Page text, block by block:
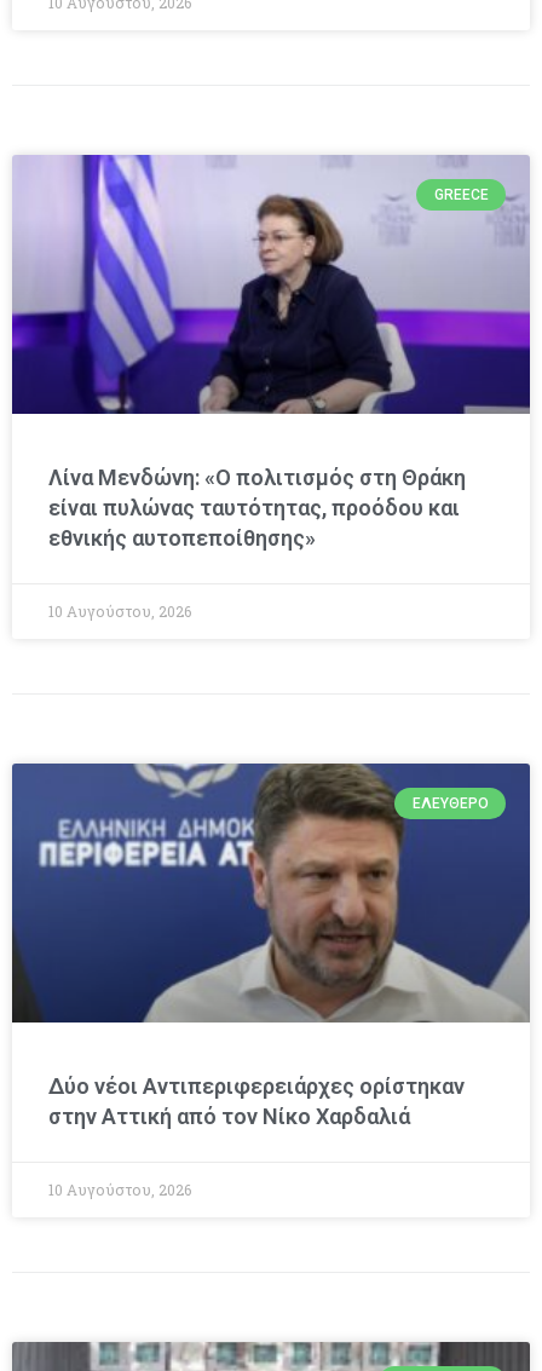
GREECE
Λίνα Μενδώνη: «Ο πολιτισμός στη Θράκη
είναι πυλώνας ταυτότητας, προόδου και
εθνικής αυτοπεποίθησης»
10 Αυγούστου, 2026
ΕΛΕΎΘΕΡΟ
Δύο νέοι Αντιπεριφερειάρχες ορίστηκαν
στην Αττική από τον Νίκο Χαρδαλιά
10 Αυγούστου, 2026